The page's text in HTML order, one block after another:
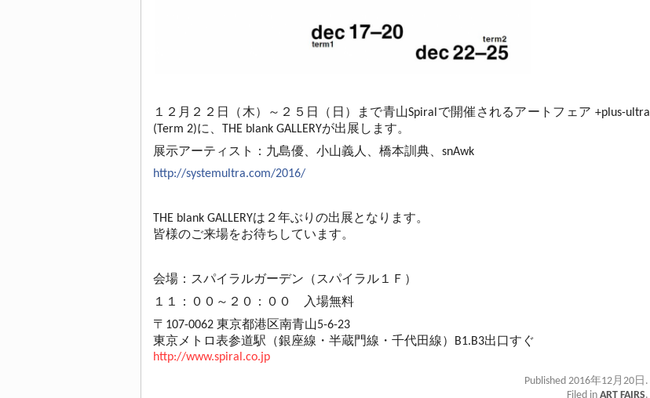
１２月２２日（木）～２５日（日）まで青山Spiralで開催されるアートフェア +plus-ultra
(Term 2)に、THE blank GALLERYが出展します。
展示アーティスト：九島優、小山義人、橋本訓典、snAwk
http://systemultra.com/2016/
THE blank GALLERYは２年ぶりの出展となります。
皆様のご来場をお待ちしています。
会場：スパイラルガーデン（スパイラル１Ｆ）
１１：００～２０：００ 入場無料
〒107-0062 東京都港区南青山5-6-23
東京メトロ表参道駅（銀座線・半蔵門線・千代田線）B1.B3出口すぐ
http://www.spiral.co.jp
Published 2016年12月20日.
Filed in ART FAIRS.